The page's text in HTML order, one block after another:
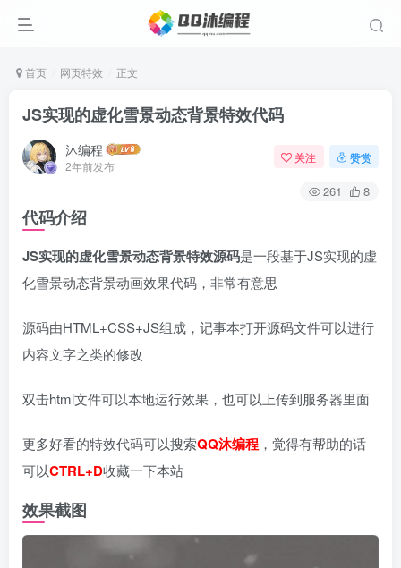
首页 网页特效 正文
JS实现的虚化雪景动态背景特效代码
沐编程
2年前发布
关注 赞赏
261 8
代码介绍
JS实现的虚化雪景动态背景特效源码是一段基于JS实现的虚
化雪景动态背景动画效果代码，非常有意思
源码由HTML+CSS+JS组成，记事本打开源码文件可以进行
内容文字之类的修改
双击html文件可以本地运行效果，也可以上传到服务器里面
更多好看的特效代码可以搜索QQ沐编程 ，觉得有帮助的话
可以CTRL+D收藏一下本站
效果截图